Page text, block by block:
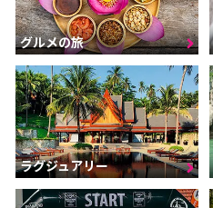
グルメの旅
ラグジュアリー